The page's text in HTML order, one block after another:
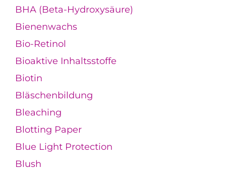
BHA (Beta-Hydroxysäure)
Bienenwachs
Bio-Retinol
Bioaktive Inhaltsstoffe
Biotin
Bläschenbildung
Bleaching
Blotting Paper
Blue Light Protection
Blush